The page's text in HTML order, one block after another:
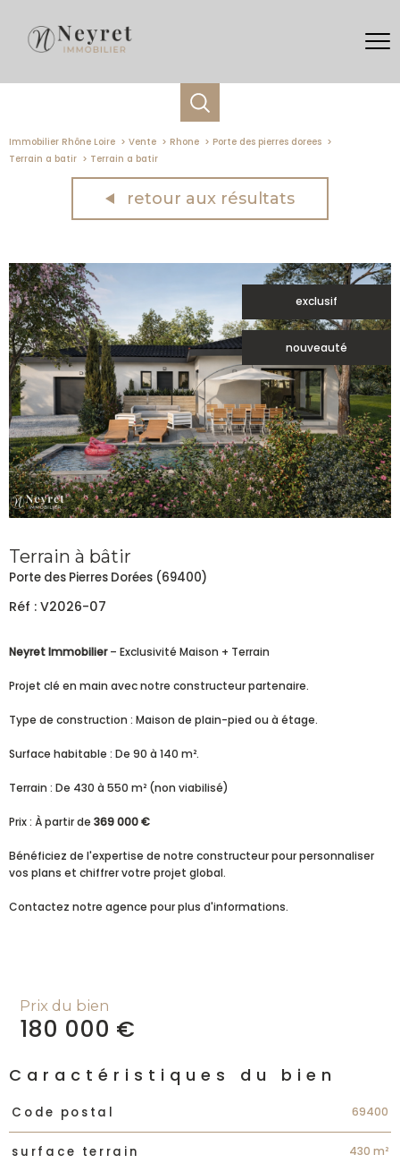
Immobilier Rhône Loire Vente Rhone
Porte des pierres dorees
Terrain a batir
Terrain a batir
retour aux résultats
exclusif
nouveauté
Terrain à bâtir
Porte des Pierres Dorées (69400)
Réf : V2026-07
Neyret Immobilier– Exclusivité Maison + Terrain
Projet clé en main avec notre constructeur partenaire.
Type de construction : Maison de plain-pied ou à étage.
Surface habitable : De 90 à 140 m².
Terrain : De 430 à 550 m² (non viabilisé)
Prix : À partir de 369 000 €
Bénéficiez de l'expertise de notre constructeur pour personnaliser
vos plans et chiffrer votre projet global.
Contactez notre agence pour plus d'informations.
Prix du bien
180 000 €
Caractéristiques du bien
Caractéristiques Valeurs
Code postal 69400
surface terrain 430 m²